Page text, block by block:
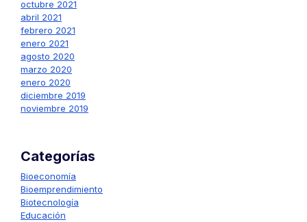
octubre 2021
abril 2021
febrero 2021
enero 2021
agosto 2020
marzo 2020
enero 2020
diciembre 2019
noviembre 2019
Categorías
Bioeconomía
Bioemprendimiento
Biotecnología
Educación